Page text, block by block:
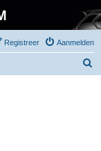
Aanmelden
Registreer